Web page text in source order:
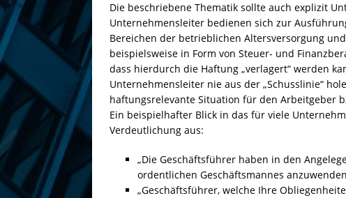
Die beschriebene Thematik sollte auch explizit
Unternehmensleiter bedienen sich zur
Bereichen der betrieblichen Altersversorgung
beispielsweise in Form von Steuer- und
dass hierdurch die Haftung „verlagert“ werden
Unternehmensleiter nie aus der „Schusslinie“
haftungsrelevante Situation für den Arbeitgeber
Ein beispielhafter Blick in das für viele
Verdeutlichung aus:
„Die Geschäftsführer haben in den
ordentlichen Geschäftsmannes
„Geschäftsführer, welche Ihre